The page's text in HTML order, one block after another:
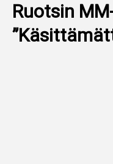
VALTTERI BOTTAS
Ruotsin